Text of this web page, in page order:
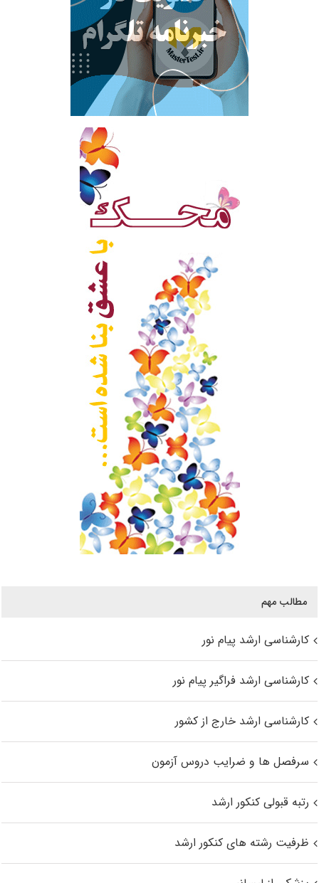
مطالب مهم
کارشناسی ارشد پیام نور
کارشناسی ارشد فراگیر پیام نور
کارشناسی ارشد خارج از کشور
سرفصل ها و ضرایب دروس آزمون
رتبه قبولی کنکور ارشد
ظرفیت رشته های کنکور ارشد